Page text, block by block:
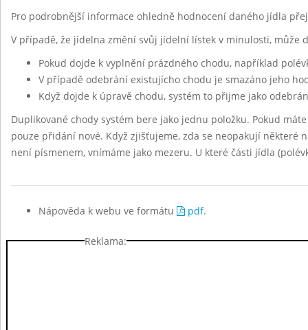
Pro podrobnější informace ohledně hodnocení daného jídla
V případě, že jídelna změní svůj jídelní lístek v minulosti, může
Pokud dojde k vyplnění prázdného chodu, například
V případě odebrání existujícho chodu je smazáno jeho
Když dojde k úpravě chodu, systém to přijme jako
Duplikované chody systém bere jako jednu položku. Pokud
pouze přidání nové. Když zjišťujeme, zda se neopakují některé
není písmenem, vnímáme jako mezeru. U které části jídla
Nápověda k webu ve formátu pdf.
Reklama: